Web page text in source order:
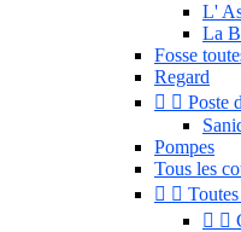
L'
La
Fosse
Regard
  Poste
Pompes
Tous les
 
 